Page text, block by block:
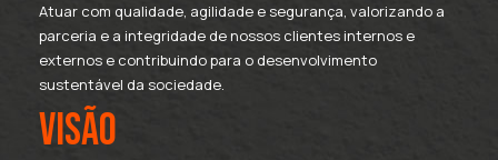
Atuar com qualidade, agilidade e segurança, valorizando a
parceria e a integridade de nossos clientes internos e
externos e contribuindo para o desenvolvimento
sustentável da sociedade.
visão